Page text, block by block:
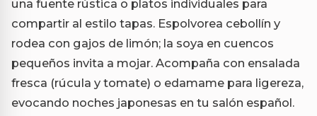
una fuente rústica o platos individuales para
compartir al estilo tapas. Espolvorea cebollín y
rodea con gajos de limón; la soya en cuencos
pequeños invita a mojar. Acompaña con ensalada
fresca (rúcula y tomate) o edamame para ligereza,
evocando noches japonesas en tu salón español.